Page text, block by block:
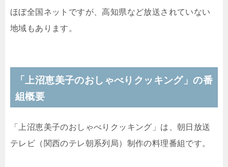
ほぼ全国ネットですが、高知県など放送されていない
地域もあります。
「上沼恵美子のおしゃべりクッキング」の番
組概要
「上沼恵美子のおしゃべりクッキング」は、朝日放送
テレビ（関西のテレ朝系列局）制作の料理番組です。